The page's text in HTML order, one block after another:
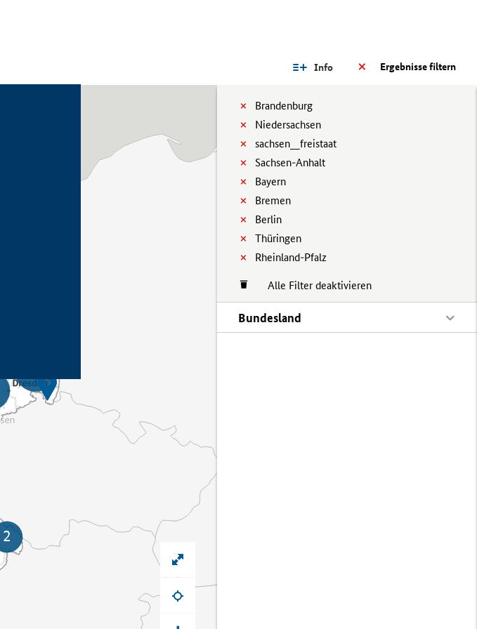
Ergebnisse filtern
Info
Brandenburg
Niedersachsen
sachsen__freistaat
Sachsen-Anhalt
Bayern
Bremen
Berlin
Thüringen
Rheinland-Pfalz
Alle Filter deaktivieren
Bundesland